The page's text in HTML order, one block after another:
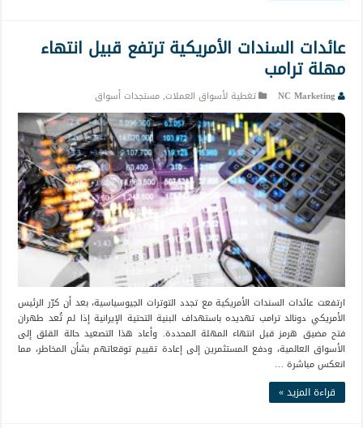
عائدات السندات الأمريكية ترتفع قبيل انتهاء
مهلة ترامب
NC Marketing تغطية لأسواق العملات,مستجدات أسواق
ارتفعت عائدات السندات الأمريكية مع تجدد التوترات الجيوسياسية، بعد أن كرّر الرئيس
الأمريكي دونالد ترامب تهديده باستهداف البنية التحتية الإيرانية إذا لم تُعد طهران
فتح مضيق هرمز قبل انتهاء المهلة المحددة. وأعاد هذا التصعيد حالة القلق إلى
الأسواق العالمية، ودفع المستثمرين إلى إعادة تقييم توقعاتهم بشأن المخاطر، مما
انعكس مباشرة …
قراءة المزيد »